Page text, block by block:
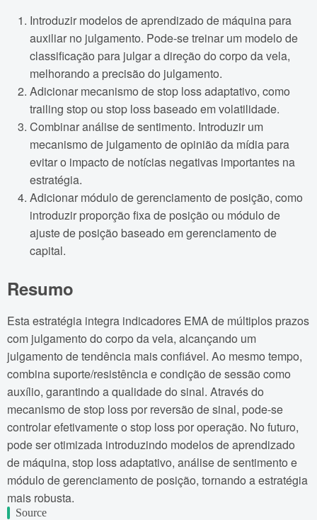
Introduzir modelos de aprendizado de máquina para
auxiliar no julgamento. Pode-se treinar um modelo de
classificação para julgar a direção do corpo da vela,
melhorando a precisão do julgamento.
Adicionar mecanismo de stop loss adaptativo, como
trailing stop ou stop loss baseado em volatilidade.
Combinar análise de sentimento. Introduzir um
mecanismo de julgamento de opinião da mídia para
evitar o impacto de notícias negativas importantes na
estratégia.
Adicionar módulo de gerenciamento de posição, como
introduzir proporção fixa de posição ou módulo de
ajuste de posição baseado em gerenciamento de
capital.
Resumo
Esta estratégia integra indicadores EMA de múltiplos prazos
com julgamento do corpo da vela, alcançando um
julgamento de tendência mais confiável. Ao mesmo tempo,
combina suporte/resistência e condição de sessão como
auxílio, garantindo a qualidade do sinal. Através do
mecanismo de stop loss por reversão de sinal, pode-se
controlar efetivamente o stop loss por operação. No futuro,
pode ser otimizada introduzindo modelos de aprendizado
de máquina, stop loss adaptativo, análise de sentimento e
módulo de gerenciamento de posição, tornando a estratégia
mais robusta.
Source